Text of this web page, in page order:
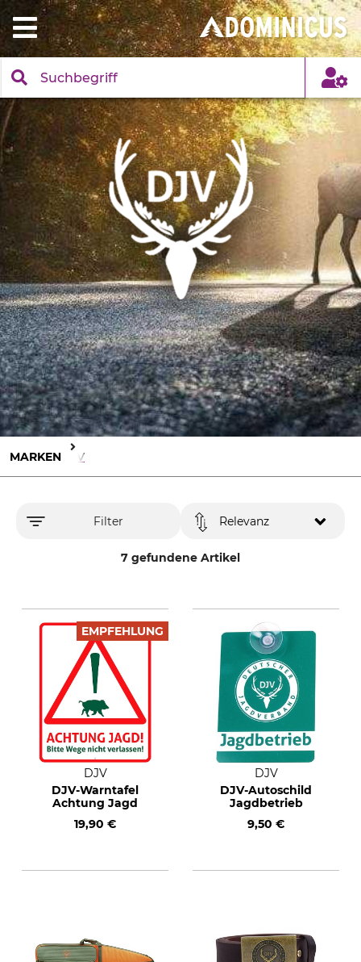
MARKEN DJV
Filter
7 gefundene Artikel
Relevanz
EMPFEHLUNG
DJV
DJV-Warntafel
Achtung Jagd
19,90 €
DJV
DJV-Autoschild
Jagdbetrieb
9,50 €